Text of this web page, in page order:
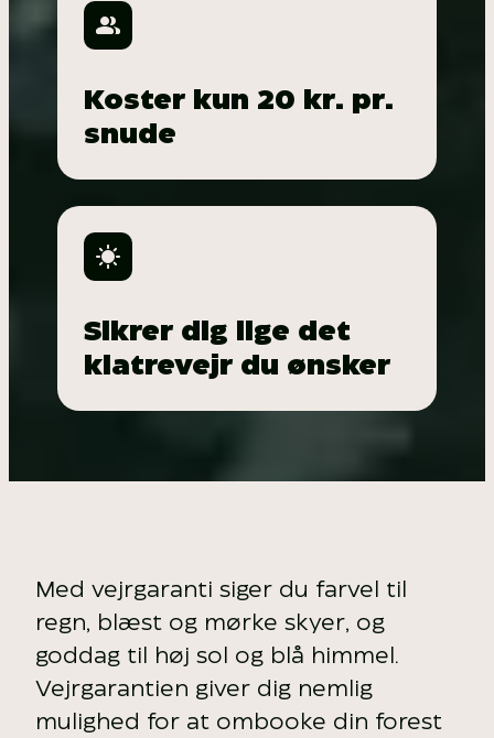
Koster kun 20 kr. pr.
snude
Sikrer dig lige det
klatrevejr du ønsker
Med vejrgaranti siger du farvel til
regn, blæst og mørke skyer, og
goddag til høj sol og blå himmel.
Vejrgarantien giver dig nemlig
mulighed for at ombooke din forest